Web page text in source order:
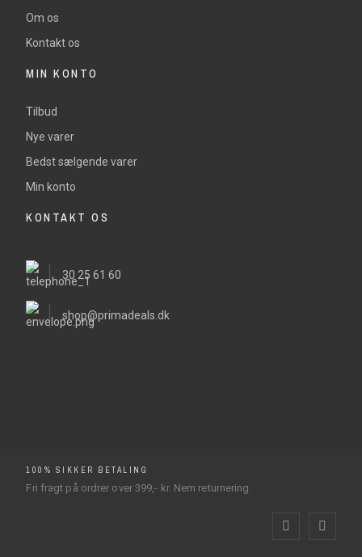
Om os
Kontakt os
MIN KONTO
Tilbud
Nye varer
Bedst sælgende varer
Min konto
KONTAKT OS
30 25 61 60
shop@primadeals.dk
100% SIKKER BETALING
Fri fragt på ordrer over 399,- kr. Nem returnering.